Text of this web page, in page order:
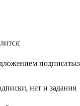
нет и задания.